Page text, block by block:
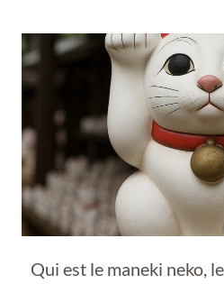
Qui est le maneki neko,